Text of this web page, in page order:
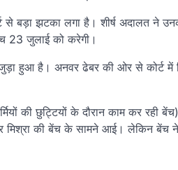
से बड़ा झटका लगा है। शीर्ष अदालत ने
23 जुलाई को करेगी।
हुआ है। अनवर ढेबर की ओर से कोर्ट में
की छुट्टियों के दौरान काम कर रही
मिश्रा की बेंच के सामने आई। लेकिन बेंच